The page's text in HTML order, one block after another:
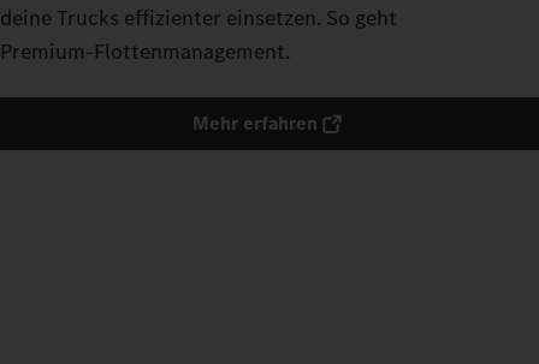
deine Trucks effizienter einsetzen. So geht
Premium-Flottenmanagement.
Mehr erfahren